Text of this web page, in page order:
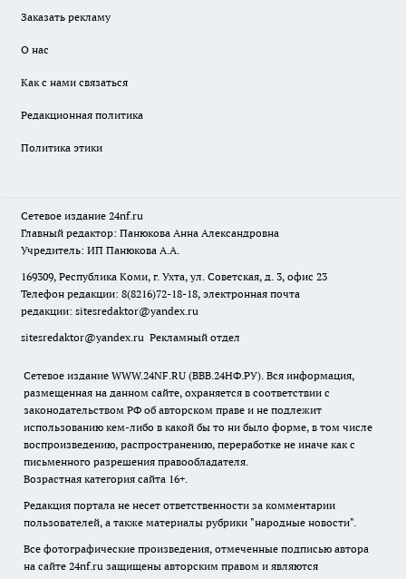
Заказать рекламу
О нас
Как с нами связаться
Редакционная политика
Политика этики
Сетевое издание 24nf.ru
Главный редактор: Панюкова Анна Александровна
Учредитель: ИП Панюкова А.А.
169309, Республика Коми, г. Ухта, ул. Советская, д. 3, офис 23
Телефон редакции: 8(8216)72-18-18, электронная почта
редакции: sitesredaktor@yandex.ru
sitesredaktor@yandex.ru Рекламный отдел
Сетевое издание WWW.24NF.RU (ВВВ.24НФ.РУ). Вся информация,
размещенная на данном сайте, охраняется в соответствии с
законодательством РФ об авторском праве и не подлежит
использованию кем-либо в какой бы то ни было форме, в том числе
воспроизведению, распространению, переработке не иначе как с
письменного разрешения правообладателя.
Возрастная категория сайта 16+.
Редакция портала не несет ответственности за комментарии
пользователей, а также материалы рубрики "народные новости".
Все фотографические произведения, отмеченные подписью автора
на сайте 24nf.ru защищены авторским правом и являются